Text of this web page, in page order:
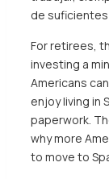
de
For retirees,
investing a
Americans
enjoy living in
paperwork.
why more
to move to